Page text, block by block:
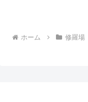
ホーム 修羅場